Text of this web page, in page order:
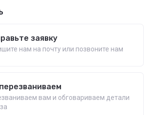
заявку
нам на почту или позвоните нам
вам и обговариваем детали